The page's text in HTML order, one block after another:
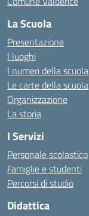
La Scuola
Presentazione
I luoghi
I numeri della scuola
Le carte della scuola
Organizzazione
La storia
I Servizi
Personale scolastico
Famiglie e studenti
Percorsi di studio
Didattica